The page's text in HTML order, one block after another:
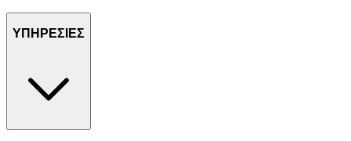
ΥΠΗΡΕΣΙΕΣ